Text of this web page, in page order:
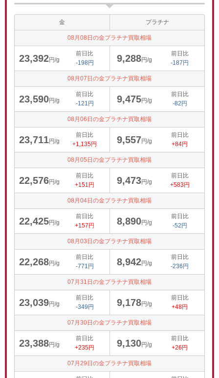
金 プラチナ
08月08日の金プラチナ買取相場
23,392円/g
前日比
-198円
9,288円/g
前日比
-187円
08月07日の金プラチナ買取相場
23,590円/g
前日比
-121円
9,475円/g
前日比
-82円
08月06日の金プラチナ買取相場
23,711円/g
前日比
+1,135円
9,557円/g
前日比
+84円
08月05日の金プラチナ買取相場
22,576円/g
前日比
+151円
9,473円/g
前日比
+583円
08月04日の金プラチナ買取相場
22,425円/g
前日比
+157円
8,890円/g
前日比
-52円
08月03日の金プラチナ買取相場
22,268円/g
前日比
-771円
8,942円/g
前日比
-236円
07月31日の金プラチナ買取相場
23,039円/g
前日比
-349円
9,178円/g
前日比
+48円
07月30日の金プラチナ買取相場
23,388円/g
前日比
+235円
9,130円/g
前日比
+26円
07月29日の金プラチナ買取相場